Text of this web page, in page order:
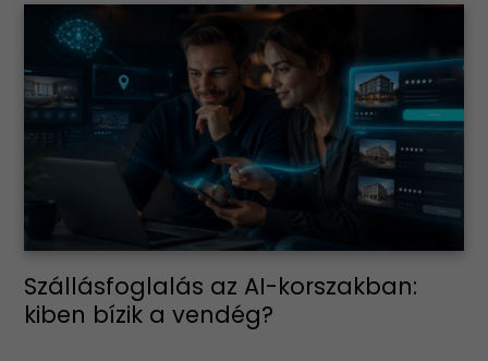
Szállásfoglalás az AI-korszakban:
kiben bízik a vendég?